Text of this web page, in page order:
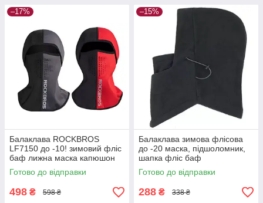
–17%
Балаклава ROCKBROS
LF7150 до -10! зимовий фліс
баф лижна маска капюшон
Готово до відправки
498 ₴ 598 ₴
–15%
Балаклава зимова флісова
до -20 маска, підшоломник,
шапка фліс баф
Готово до відправки
288 ₴ 338 ₴